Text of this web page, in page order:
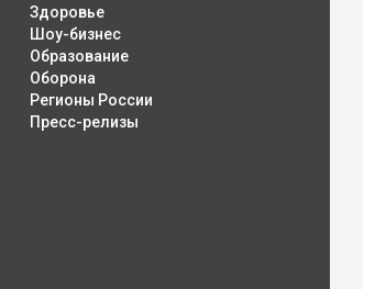
Здоровье
Шоу-бизнес
Образование
Оборона
Регионы России
Пресс-релизы